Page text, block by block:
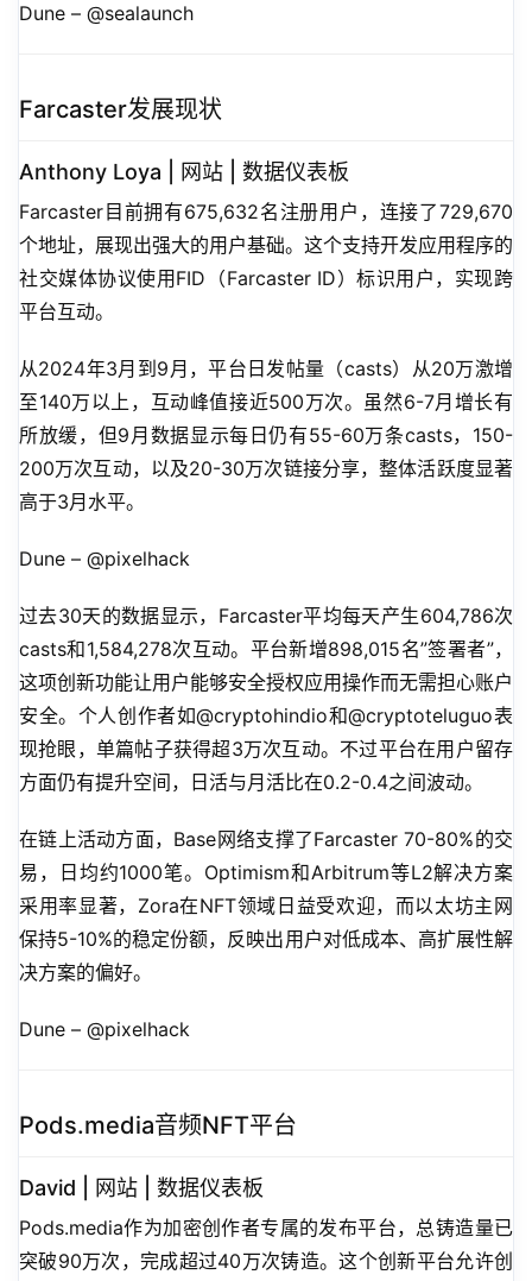
Dune – @sealaunch
Farcaster发展现状
Anthony Loya | 网站 | 数据仪表板
Farcaster目前拥有675,632名注册用户，连接了729,670
个地址，展现出强大的用户基础。这个支持开发应用程序的
社交媒体协议使用FID（Farcaster ID）标识用户，实现跨
平台互动。
从2024年3月到9月，平台日发帖量（casts）从20万激增
至140万以上，互动峰值接近500万次。虽然6-7月增长有
所放缓，但9月数据显示每日仍有55-60万条casts，150-
200万次互动，以及20-30万次链接分享，整体活跃度显著
高于3月水平。
Dune – @pixelhack
过去30天的数据显示，Farcaster平均每天产生604,786次
casts和1,584,278次互动。平台新增898,015名”签署者”，
这项创新功能让用户能够安全授权应用操作而无需担心账户
安全。个人创作者如@cryptohindio和@cryptoteluguo表
现抢眼，单篇帖子获得超3万次互动。不过平台在用户留存
方面仍有提升空间，日活与月活比在0.2-0.4之间波动。
在链上活动方面，Base网络支撑了Farcaster 70-80%的交
易，日均约1000笔。Optimism和Arbitrum等L2解决方案
采用率显著，Zora在NFT领域日益受欢迎，而以太坊主网
保持5-10%的稳定份额，反映出用户对低成本、高扩展性解
决方案的偏好。
Dune – @pixelhack
Pods.media音频NFT平台
David | 网站 | 数据仪表板
Pods.media作为加密创作者专属的发布平台，总铸造量已
突破90万次，完成超过40万次铸造。这个创新平台允许创